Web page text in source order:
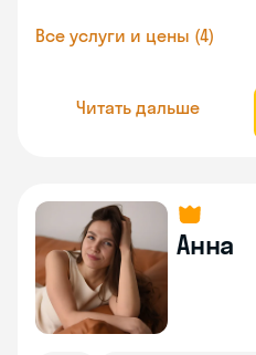
Все услуги и цены (4)
Читать дальше
Анна